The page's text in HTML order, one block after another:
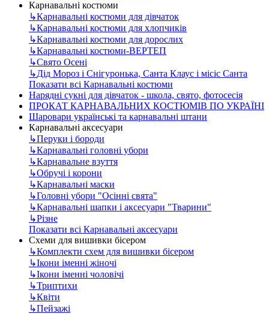
Карнавальні костюми
↳Карнавальні костюми для дівчаток
↳Карнавальні костюми для хлопчиків
↳Карнавальні костюми для дорослих
↳Карнавальні костюми-ВЕРТЕП
↳Свято Осені
↳Дід Мороз і Снігуронька, Санта Клаус і місіс Санта
Показати всі Карнавальні костюми
Нарядні сукні для дівчаток - школа, свято, фотосесія
ПРОКАТ КАРНАВАЛЬНИХ КОСТЮМІВ ПО УКРАЇНІ
Шаровари українські та карнавальні штани
Карнавальні аксесуари
↳Перуки і бороди
↳Карнавальні головні убори
↳Карнавальне взуття
↳Обручі і корони
↳Карнавальні маски
↳Головні убори "Осінні свята"
↳Карнавальні шапки і аксесуари "Тварини"
↳Різне
Показати всі Карнавальні аксесуари
Схеми для вишивки бісером
↳Комплекти схем для вишивки бісером
↳Ікони іменні жіночі
↳Ікони іменні чоловічі
↳Триптихи
↳Квіти
↳Пейзажі